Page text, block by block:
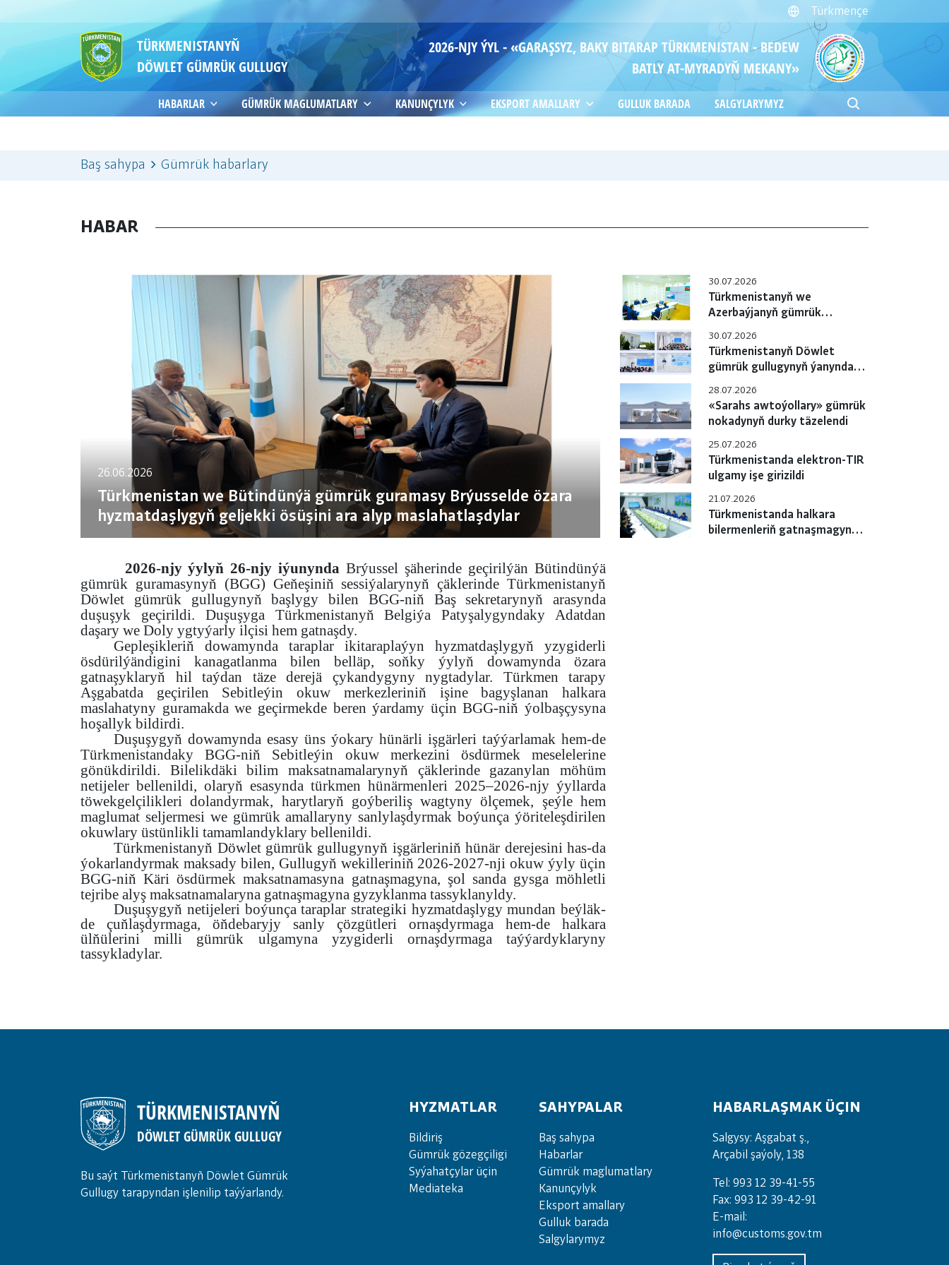
Türkmençe
TÜRKMENISTANYŇ
DÖWLET GÜMRÜK GULLUGY
2026-NJY ÝYL - «GARAŞSYZ, BAKY BITARAP TÜRKMENISTAN - BEDEW
BATLY AT-MYRADYŇ MEKANY»
HABARLAR GÜMRÜK MAGLUMATLARY KANUNÇYLYK EKSPORT AMALLARY GULLUK BARADA SALGYLARYMYZ
Baş sahypa Gümrük habarlary
HABAR
26.06.2026
Türkmenistan we Bütindünýä gümrük guramasy Brýusselde özara
hyzmatdaşlygyň geljekki ösüşini ara alyp maslahatlaşdylar
30.07.2026
Türkmenistanyň we
Azerbaýjanyň gümrük
hyzmatdaşlygyň meselelerini
ara alyp maslahatlaşdylar
30.07.2026
Türkmenistanyň Döwlet
gümrük gullugynyň ýanyndaky
okuw-maslahaty geçirildi
28.07.2026
«Sarahs awtoýollary» gümrük
nokadynyň durky täzelendi
25.07.2026
Türkmenistanda elektron-TIR
ulgamy işe girizildi
21.07.2026
Türkmenistanda halkara
bilermenleriň gatnaşmagynda
2026-njy ýylyň 26-njy iýunyndaBrýussel şäherinde geçirilýän Bütindünýä
gümrük guramasynyň (BGG) Geňeşiniň sessiýalarynyň çäklerinde Türkmenistanyň
Döwlet gümrük gullugynyň başlygy bilen BGG-niň Baş sekretarynyň arasynda
duşuşyk geçirildi. Duşuşyga Türkmenistanyň Belgiýa Patyşalygyndaky Adatdan
daşary we Doly ygtyýarly ilçisi hem gatnaşdy.
Gepleşikleriň dowamynda taraplar ikitaraplaýyn hyzmatdaşlygyň yzygiderli
ösdürilýändigini kanagatlanma bilen belläp, soňky ýylyň dowamynda özara
gatnaşyklaryň hil taýdan täze derejä çykandygyny nygtadylar. Türkmen tarapy
Aşgabatda geçirilen Sebitleýin okuw merkezleriniň işine bagyşlanan halkara
maslahatyny guramakda we geçirmekde beren ýardamy üçin BGG-niň ýolbaşçysyna
hoşallyk bildirdi.
Duşuşygyň dowamynda esasy üns ýokary hünärli işgärleri taýýarlamak hem-de
Türkmenistandaky BGG-niň Sebitleýin okuw merkezini ösdürmek meselelerine
gönükdirildi. Bilelikdäki bilim maksatnamalarynyň çäklerinde gazanylan möhüm
netijeler bellenildi, olaryň esasynda türkmen hünärmenleri 2025–2026-njy ýyllarda
töwekgelçilikleri dolandyrmak, harytlaryň goýberiliş wagtyny ölçemek, şeýle hem
maglumat seljermesi we gümrük amallaryny sanlylaşdyrmak boýunça ýöriteleşdirilen
okuwlary üstünlikli tamamlandyklary bellenildi.
Türkmenistanyň Döwlet gümrük gullugynyň işgärleriniň hünär derejesini has-da
ýokarlandyrmak maksady bilen, Gullugyň wekilleriniň 2026-2027-nji okuw ýyly üçin
BGG-niň Käri ösdürmek maksatnamasyna gatnaşmagyna, şol sanda gysga möhletli
tejribe alyş maksatnamalaryna gatnaşmagyna gyzyklanma tassyklanyldy.
Duşuşygyň netijeleri boýunça taraplar strategiki hyzmatdaşlygy mundan beýläk-
de çuňlaşdyrmaga, öňdebaryjy sanly çözgütleri ornaşdyrmaga hem-de halkara
ülňülerini milli gümrük ulgamyna yzygiderli ornaşdyrmaga taýýardyklaryny
tassykladylar.
TÜRKMENISTANYŇ
DÖWLET GÜMRÜK GULLUGY
Bu saýt Türkmenistanyñ Döwlet Gümrük
Gullugy tarapyndan işlenilip taýýarlandy.
HYZMATLAR
Bil­di­riş
Güm­rük gö­zeg­çi­li­gi
Sy­ýa­hat­çy­lar ü­çin
Media­teka
SAHYPALAR
Baş sahypa
Habarlar
Gümrük maglumatlary
Kanunçylyk
Eksport amallary
Gulluk barada
Salgylarymyz
HABARLAŞMAK ÜÇIN
Salgysy: Aşgabat ş.,
Arçabil şaýoly, 138
Tel: 993 12 39-41-55
Fax: 993 12 39-42-91
E-mail:
info@customs.gov.tm